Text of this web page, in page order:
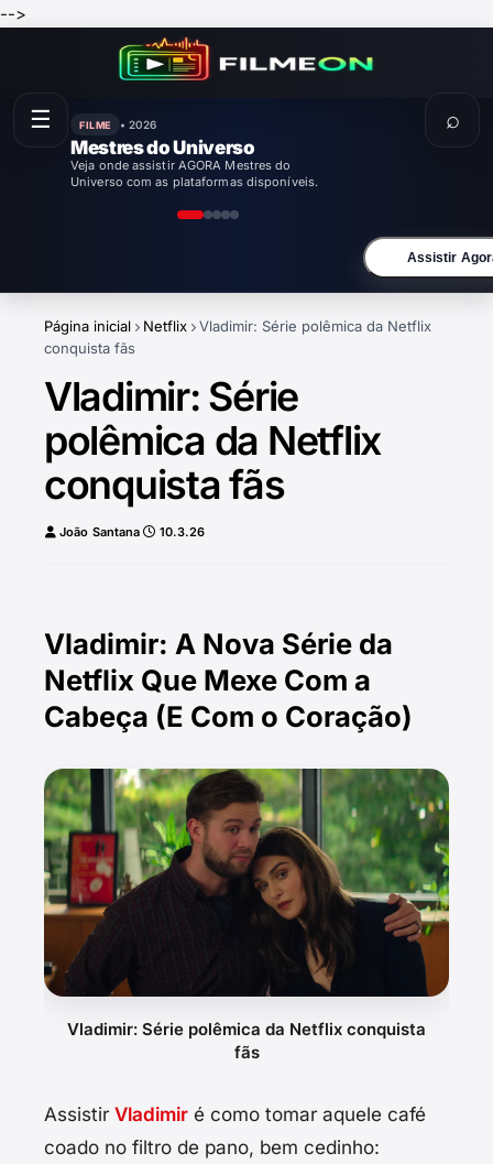
-->
FILME • 2026
Enola Holmes 3
Veja onde assistir AGORA Enola Holmes 3
com as plataformas disponíveis.
Assistir
Página inicial Netflix
Vladimir: Série polêmica da Netflix
conquista fãs
Vladimir: Série
polêmica da Netflix
conquista fãs
João Santana 10.3.26
Vladimir: A Nova Série da
Netflix Que Mexe Com a
Cabeça (E Com o Coração)
Vladimir: Série polêmica da Netflix conquista
fãs
Assistir Vladimir é como tomar aquele café
coado no filtro de pano, bem cedinho:
☰ ⌕